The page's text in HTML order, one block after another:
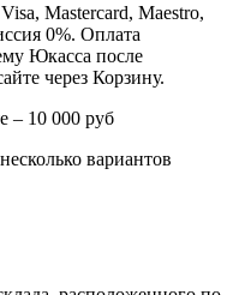
Mastercard, Maestro,
0%. Оплата
Юкасса после
через Корзину.
– 10 000 руб
вариантов